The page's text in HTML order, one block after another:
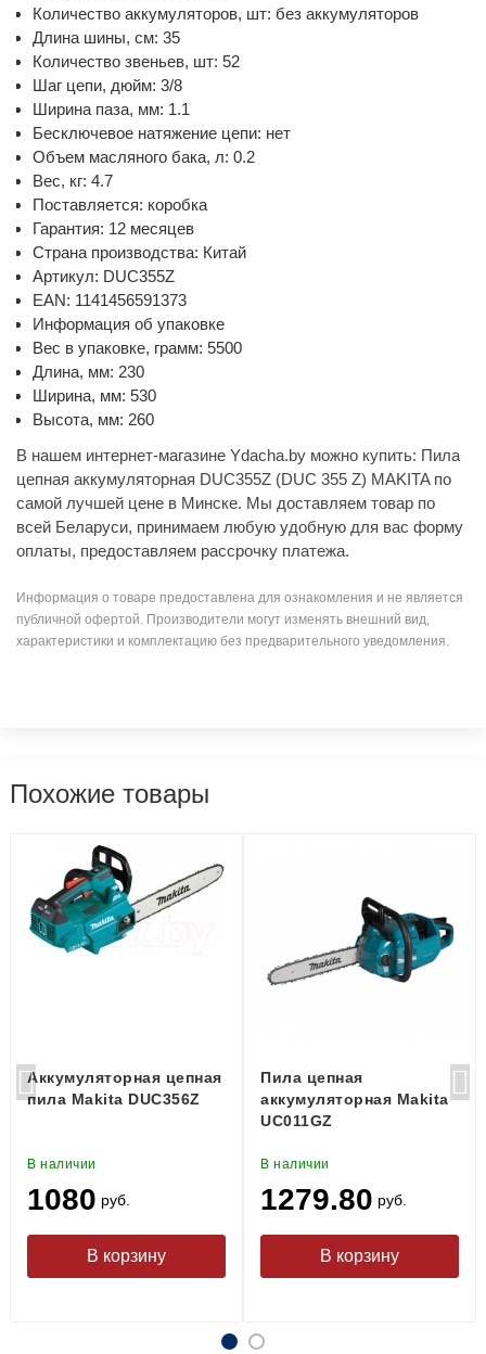
Количество аккумуляторов, шт: без аккумуляторов
Длина шины, см: 35
Количество звеньев, шт: 52
Шаг цепи, дюйм: 3/8
Ширина паза, мм: 1.1
Бесключевое натяжение цепи: нет
Объем масляного бака, л: 0.2
Вес, кг: 4.7
Поставляется: коробка
Гарантия: 12 месяцев
Страна производства: Китай
Артикул: DUC355Z
EAN: 1141456591373
Информация об упаковке
Вес в упаковке, грамм: 5500
Длина, мм: 230
Ширина, мм: 530
Высота, мм: 260
В нашем интернет-магазине Ydacha.by можно купить: Пила
цепная аккумуляторная DUC355Z (DUC 355 Z) MAKITA по
самой лучшей цене в Минске. Мы доставляем товар по
всей Беларуси, принимаем любую удобную для вас форму
оплаты, предоставляем рассрочку платежа.
Информация о товаре предоставлена для ознакомления и не является
публичной офертой. Производители могут изменять внешний вид,
характеристики и комплектацию без предварительного уведомления.
Похожие товары
Аккумуляторная цепная
пила Makita DUC356Z
В наличии
1080 руб.
Пила цепная
аккумуляторная Makita
UC011GZ
В наличии
1279.80 руб.